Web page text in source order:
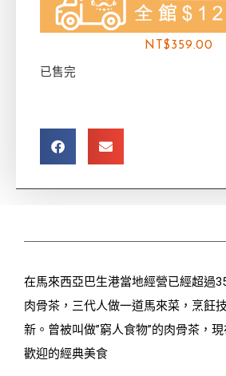
NT$ 359.00
已售完
在馬來西亞巴生港當地經營已經超過
肉骨茶，三代人做一道馬來菜，烹飪
新。曾被叫做”窮人食物”的肉骨茶，
歡迎的經典美食